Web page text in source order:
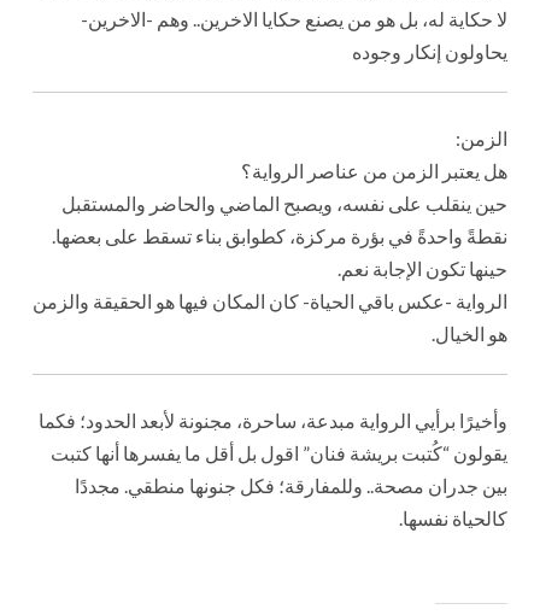
لا حكاية له، بل هو من يصنع حكايا الاخرين.. وهم -الاخرين-
يحاولون إنكار وجوده
الزمن:
هل يعتبر الزمن من عناصر الرواية؟
حين ينقلب على نفسه، ويصبح الماضي والحاضر والمستقبل
نقطةً واحدةً في بؤرة مركزة، كطوابق بناء تسقط على بعضها.
حينها تكون الإجابة نعم.
الرواية -عكس باقي الحياة- كان المكان فيها هو الحقيقة والزمن
هو الخيال.
وأخيرًا برأيي الرواية مبدعة، ساحرة، مجنونة لأبعد الحدود؛ فكما
يقولون “كُتبت بريشة فنان” اقول بل أقل ما يفسرها أنها كتبت
بين جدران مصحة.. وللمفارقة؛ فكل جنونها منطقي. مجددًا
كالحياة نفسها.